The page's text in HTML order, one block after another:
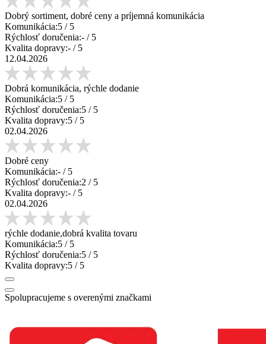
Dobrý sortiment, dobré ceny a príjemná komunikácia
Komunikácia:5 / 5
Rýchlosť doručenia:- / 5
Kvalita dopravy:- / 5
12.04.2026
Dobrá komunikácia, rýchle dodanie
Komunikácia:5 / 5
Rýchlosť doručenia:5 / 5
Kvalita dopravy:5 / 5
02.04.2026
Dobré ceny
Komunikácia:- / 5
Rýchlosť doručenia:2 / 5
Kvalita dopravy:- / 5
02.04.2026
rýchle dodanie,dobrá kvalita tovaru
Komunikácia:5 / 5
Rýchlosť doručenia:5 / 5
Kvalita dopravy:5 / 5
Spolupracujeme s overenými značkami